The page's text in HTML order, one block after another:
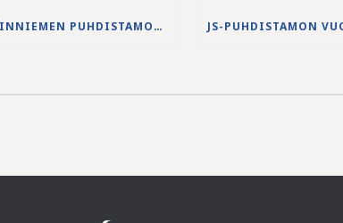
NENÄINNIEMEN PUHDISTAMON YLIVUODON 27.-28.5.2026 VESISTÖVAIKUTUKSET